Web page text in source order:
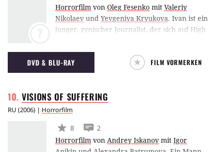
Horrorfilm von Oleg Fesenko mit Valeriy
Nikolaev und Yevgeniya Kryukova. Ivan ist ein
junger, zynischer Journalist, der sich auf High
Entweder ist Ivan in seiner Redaktion oder er
treibt sich auf Parties herum. Wenig begeistert
soll er nun einige mysteriöse Ereignisse in
sich jedoch und übernachtet bei einer alten
Dame in einer entlegenen Hütte. Um
Frau in Ivans Zimmer, einem One Night Stand
nicht abgeneigt. Doch die heiße Nacht
DVD & BLU-RAY FILM VORMERKEN
VISIONS OF SUFFERING
RU (2006) | Horrorfilm
8
2
Horrorfilm von Andrey Iskanov mit Igor